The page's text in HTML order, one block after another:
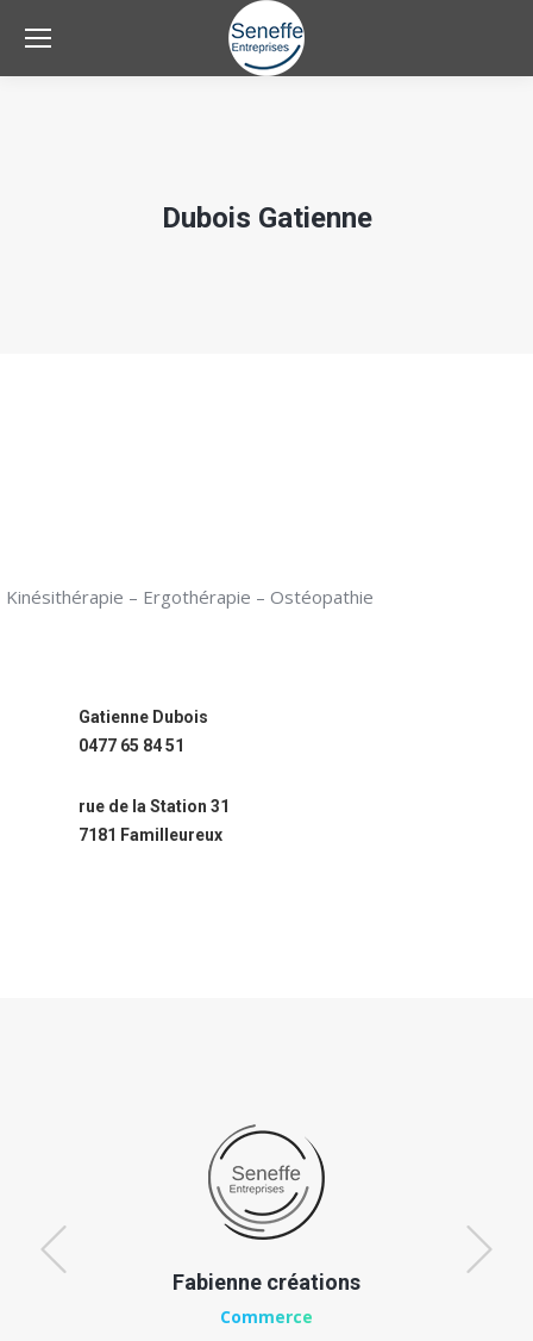
Dubois Gatienne
Kinésithérapie – Ergothérapie – Ostéopathie
Gatienne Dubois
0477 65 84 51
rue de la Station 31
7181 Familleureux
Fabienne créations
Commerce